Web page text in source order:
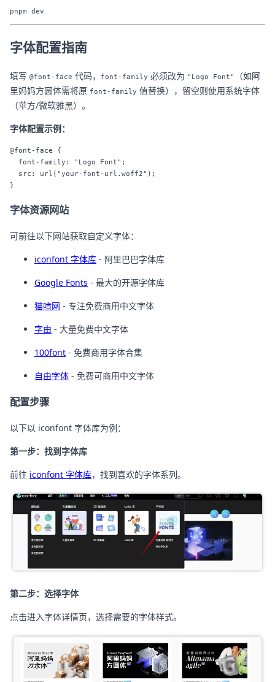
字体配置指南
填写 @font-face 代码， font-family 必须改为 "Logo Font"
（如阿
里妈妈方圆体需将原 font-family 值替换），留空则使用系统字体
（苹方/微软雅黑）。
字体配置示例：
@font-face {
  font-family: "Logo Font";
  src: url("your-font-url.woff2");
字体资源网站
可前往以下网站获取自定义字体：
iconfont 字体库 - 阿里巴巴字体库
Google Fonts - 最大的开源字体库
猫啃网 - 专注免费商用中文字体
字由 - 大量免费中文字体
100font - 免费商用字体合集
自由字体 - 免费可商用中文字体
配置步骤
以下以 iconfont 字体库为例：
第一步：找到字体库
前往 iconfont 字体库，找到喜欢的字体系列。
第二步：选择字体
点击进入字体详情页，选择需要的字体样式。